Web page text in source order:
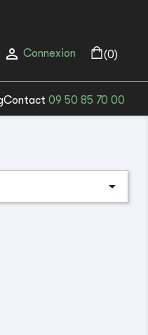
 Connexion (0)
Contact 09 50 85 70 00
